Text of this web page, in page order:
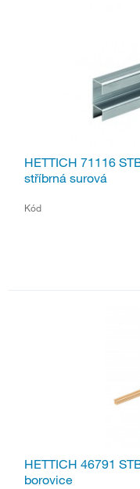
HETTICH 71116
stříbrná surová
Kód
HETTICH 46791
borovice